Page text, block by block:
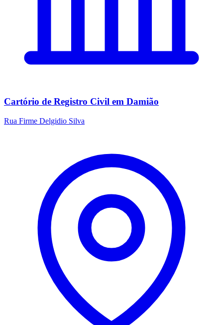
Cartório de Registro Civil em Damião
Rua Firme Delgidio Silva